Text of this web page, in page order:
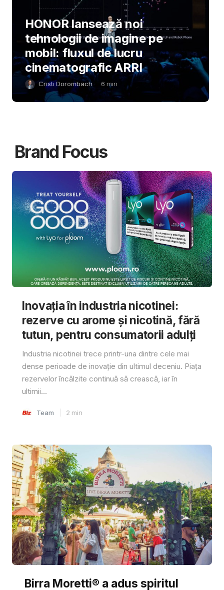
HONOR lansează noi
tehnologii de imagine pe
mobil: fluxul de lucru
cinematografic ARRI
Cristi Dorombach 6 min
Brand Focus
Inovația în industria nicotinei:
rezerve cu arome și nicotină, fără
tutun, pentru consumatorii adulți
Industria nicotinei trece printr-una dintre cele mai
dense perioade de inovație din ultimul deceniu. Piața
rezervelor încălzite continuă să crească, iar în
ultimii...
Team 2 min
Birra Moretti® a adus spiritul